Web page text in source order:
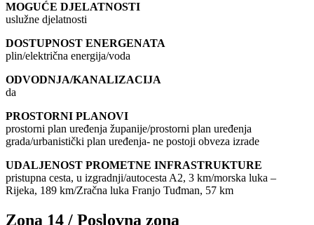
MOGUĆE DJELATNOSTI
uslužne djelatnosti
DOSTUPNOST ENERGENATA
plin/električna energija/voda
ODVODNJA/KANALIZACIJA
da
PROSTORNI PLANOVI
prostorni plan uređenja županije/prostorni plan uređenja
grada/urbanistički plan uređenja- ne postoji obveza izrade
UDALJENOST PROMETNE INFRASTRUKTURE
pristupna cesta, u izgradnji/autocesta A2, 3 km/morska luka –
Rijeka, 189 km/Zračna luka Franjo Tuđman, 57 km
Zona 14 / Poslovna zona